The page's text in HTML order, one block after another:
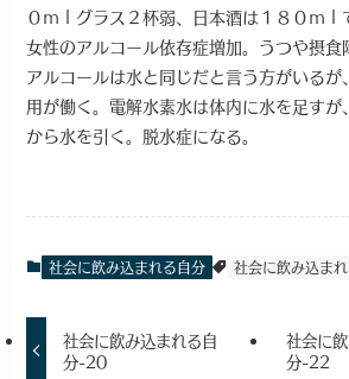
０ｍｌグラス２杯弱、日本酒は１８０ｍｌ
女性のアルコール依存症増加。うつや摂食
アルコールは水と同じだと言う方がいる
用が働く。電解水素水は体内に水を足すが
から水を引く。脱水症になる。
社会に飲み込まれる自分 社会に飲み込ま
社会に飲み込まれる自
分-20
社会に
分-22